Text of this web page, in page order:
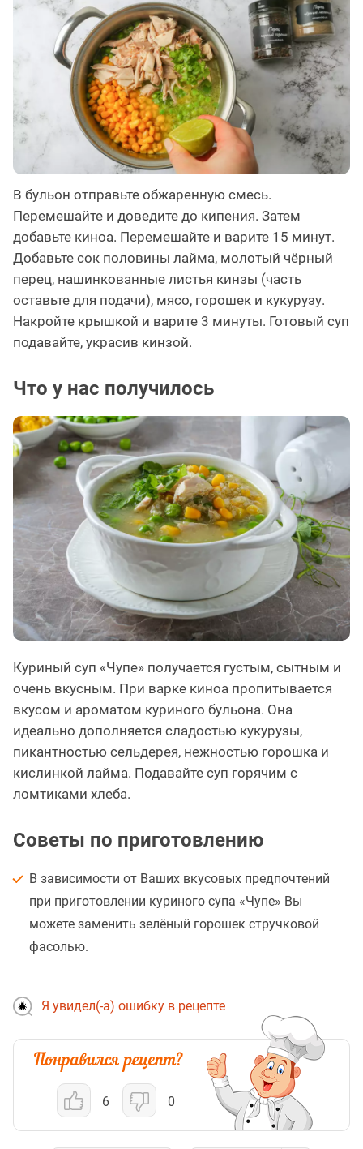
В бульон отправьте обжаренную смесь.
Перемешайте и доведите до кипения. Затем
добавьте киноа. Перемешайте и варите 15 минут.
Добавьте сок половины лайма, молотый чёрный
перец, нашинкованные листья кинзы (часть
оставьте для подачи), мясо, горошек и кукурузу.
Накройте крышкой и варите 3 минуты. Готовый суп
подавайте, украсив кинзой.
Что у нас получилось
Куриный суп «Чупе» получается густым, сытным и
очень вкусным. При варке киноа пропитывается
вкусом и ароматом куриного бульона. Она
идеально дополняется сладостью кукурузы,
пикантностью сельдерея, нежностью горошка и
кислинкой лайма. Подавайте суп горячим с
ломтиками хлеба.
Советы по приготовлению
В зависимости от Ваших вкусовых предпочтений
при приготовлении куриного супа «Чупе» Вы
можете заменить зелёный горошек стручковой
фасолью.
Я увидел(-а) ошибку в рецепте
6 0